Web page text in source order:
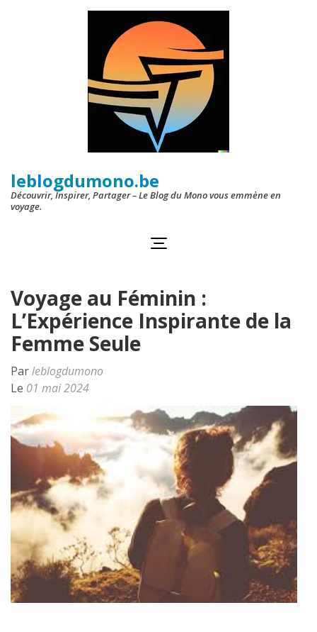
leblogdumono.be
Découvrir, Inspirer, Partager – Le Blog du Mono vous emmène en
voyage.
Voyage au Féminin :
L’Expérience Inspirante de la
Femme Seule
Parleblogdumono
Le 01 mai 2024